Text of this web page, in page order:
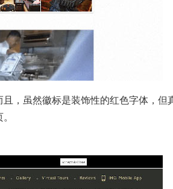
，虽然徽标是装饰性的红色字体，但